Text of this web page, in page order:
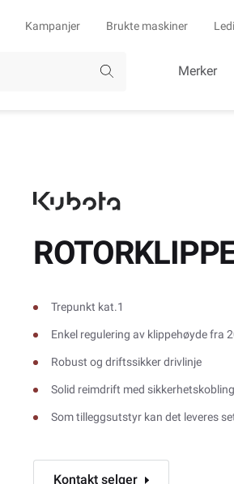
Kampanjer Brukte maskiner
Merker
Trepunkt kat.1
Enkel regulering av klippehøyde fra
Robust og driftssikker drivlinje
Solid reimdrift med sikkerhetskobling
Som tilleggsutstyr kan det leveres
Kontakt selger